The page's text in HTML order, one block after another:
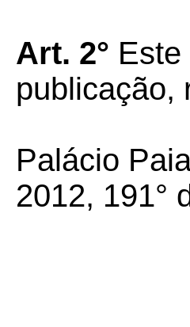
Art. 2°
publicação,
Palácio
2012, 191°